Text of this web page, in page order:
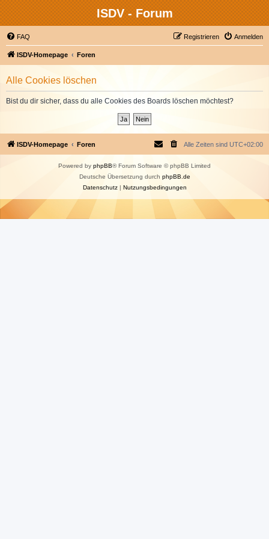
ISDV - Forum
FAQ Anmelden
Registrieren
ISDV-Homepage Foren
Alle Cookies löschen
Bist du dir sicher, dass du alle Cookies des Boards löschen möchtest?
ISDV-Homepage Foren Alle Zeiten sind UTC+02:00
Powered by phpBB® Forum Software © phpBB Limited
Deutsche Übersetzung durch phpBB.de
Datenschutz| Nutzungsbedingungen